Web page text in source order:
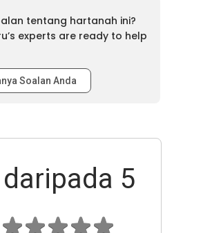
tentang hartanah ini?
experts are ready to help
Soalan Anda
daripada 5